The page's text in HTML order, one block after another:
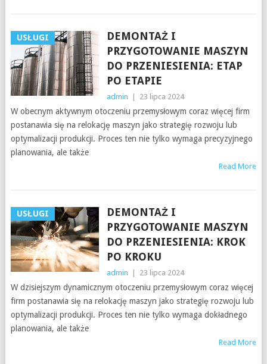
USŁUGI
DEMONTAŻ I
PRZYGOTOWANIE MASZYN
DO PRZENIESIENIA: ETAP
PO ETAPIE
admin 23 lipca 2024
W obecnym aktywnym otoczeniu przemysłowym coraz więcej firm
postanawia się na relokację maszyn jako strategię rozwoju lub
optymalizacji produkcji. Proces ten nie tylko wymaga precyzyjnego
planowania, ale także
Read More
USŁUGI
DEMONTAŻ I
PRZYGOTOWANIE MASZYN
DO PRZENIESIENIA: KROK
PO KROKU
admin 23 lipca 2024
W dzisiejszym dynamicznym otoczeniu przemysłowym coraz więcej
firm postanawia się na relokację maszyn jako strategię rozwoju lub
optymalizacji produkcji. Proces ten nie tylko wymaga dokładnego
planowania, ale także
Read More